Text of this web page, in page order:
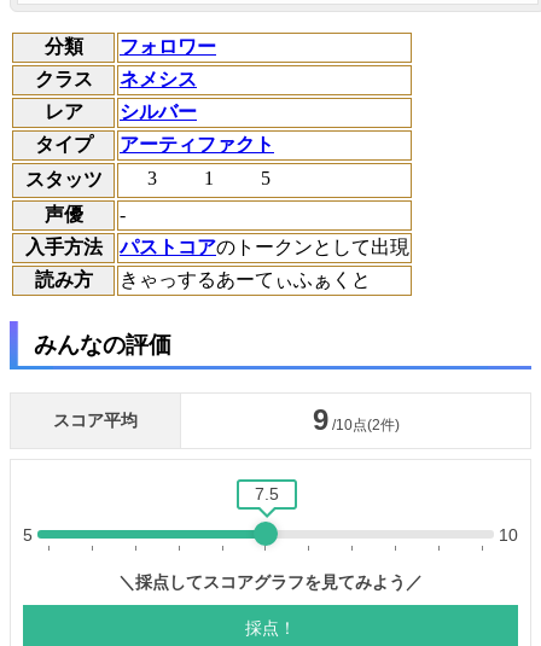
分類
フォロワー
クラス
ネメシス
レア
シルバー
タイプ
アーティファクト
スタッツ
3 1
5
声優
-
入手方法
パストコアのトークンとして出現
読み方
きゃっするあーてぃふぁくと
みんなの評価